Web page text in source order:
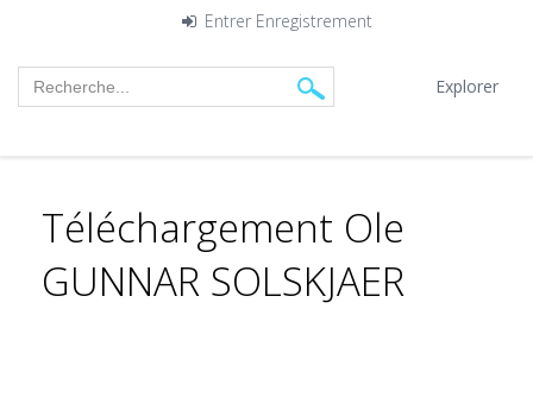
Entrer Enregistrement
Explorer
Téléchargement Ole
GUNNAR SOLSKJAER